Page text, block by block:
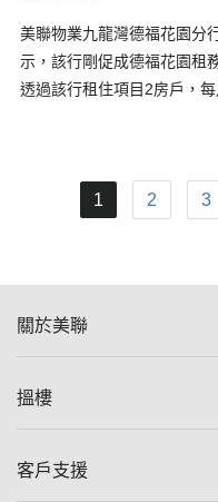
美聯物業九龍灣德福花園分
示，該行剛促成德福花園租
透過該行租住項目2房戶，
1 2 3
關於美聯
美聯集團
人才招募
搵樓
一手新盤
客戶支援